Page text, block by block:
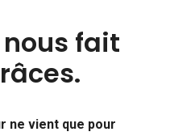
fait
ne vient que pour